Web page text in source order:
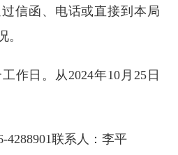
信函、电话或直接到本局
。
作日。从2024年10月25日
4288901联系人：李平